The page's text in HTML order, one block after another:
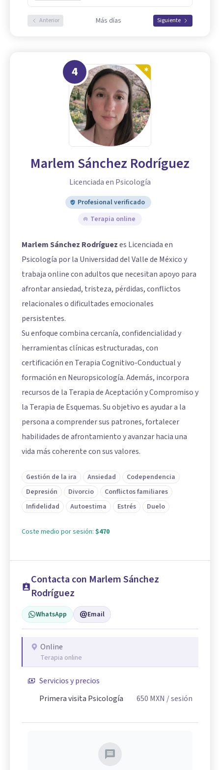
Anterior Más días Siguiente
4
Marlem Sánchez Rodríguez
Licenciada en Psicología
Profesional verificado
Terapia online
Marlem Sánchez Rodríguezes Licenciada en
Psicología por la Universidad del Valle de México y
trabaja online con adultos que necesitan apoyo para
afrontar ansiedad, tristeza, pérdidas, conflictos
relacionales o dificultades emocionales
persistentes.
Su enfoque combina cercanía, confidencialidad y
herramientas clínicas estructuradas, con
certificación en Terapia Cognitivo-Conductual y
formación en Neuropsicología. Además, incorpora
recursos de la Terapia de Aceptación y Compromiso y
la Terapia de Esquemas. Su objetivo es ayudar a la
persona a comprender sus patrones, fortalecer
habilidades de afrontamiento y avanzar hacia una
vida más coherente con sus valores.
Gestión de la ira Ansiedad
Codependencia
Depresión
Divorcio
Conflictos familiares
Infidelidad
Autoestima Estrés Duelo
Coste medio por sesión: $470
Contacta con Marlem Sánchez
Rodríguez
WhatsApp Email
Online
Terapia online
Servicios y precios
Primera visita Psicología
650 MXN / sesión